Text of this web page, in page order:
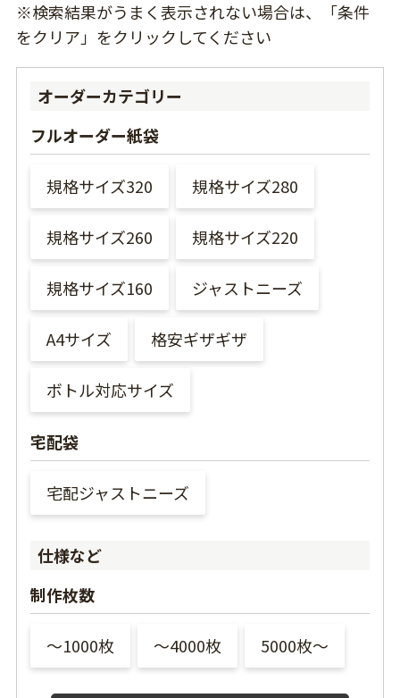
※検索結果がうまく表示されない場合は、「条件
をクリア」をクリックしてください
オーダーカテゴリー
フルオーダー紙袋
規格サイズ320 規格サイズ280
規格サイズ260 規格サイズ220
規格サイズ160 ジャストニーズ
A4サイズ 格安ギザギザ
ボトル対応サイズ
宅配袋
宅配ジャストニーズ
仕様など
制作枚数
〜1000枚 〜4000枚 5000枚〜